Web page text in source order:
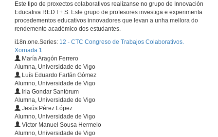
Este tipo de proxectos colaborativos realízanse no grupo de Innovación
Educativa RED I + S. Este grupo de profesores investiga e experimenta
procedementos educativos innovadores que levan a unha mellora do
rendemento académico dos estudantes.
i18n.one.Series: 12 - CTC Congreso de Trabajos Colaborativos.
Xornada 1
María Aragón Ferrero
Alumna, Universidade de Vigo
Luís Eduardo Farfán Gómez
Alumno, Universidade de Vigo
Iria Gondar Santórum
Alumna, Universidade de Vigo
Jesús Pérez López
Alumno, Universidade de Vigo
Víctor Manuel Sousa Hermelo
Alumno, Universidade de Vigo
25 de abr. de 2019